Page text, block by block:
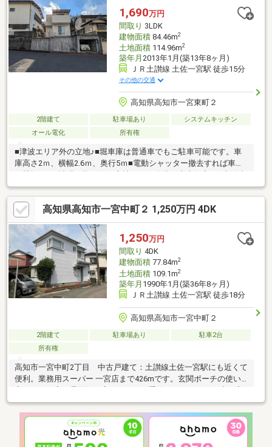
1,690万円
間取り 3LDK
建物面積84.46m2
土地面積114.96m2
築年月 2013年1月(築13年8ヶ月)
ＪＲ土讃線 土佐一宮駅 徒歩15分
その他の交通
高知県高知市一宮東町２
2階建て 駐車場あり
システムキッチン
オール電化
所有権
■津波エリア外の立地♪■堀車庫は普通車でもご駐車可能です。車
庫高さ2ｍ、横幅2.6ｍ、奥行5ｍ■電動シャッター撤去すれば車庫
付き！オール電化のエコなお家！■お家の内壁は塗り壁で快適な
住まい！■お庭付きで1階でも洗濯物が干せます♪■1坪タイプのお
風呂で足を伸ばして湯船に浸かれます♪■一宮東小学校まで徒歩約
8分圏内！最寄りのスーパーまで徒歩約7分の生活便利な立地♪■車
庫付きの駐車場なので愛車の傷みも少なくなります♪■エアコン、
備え付け備品以外残置物撤去してからお引き渡し。■ハウスクリ
ーニング後引渡し♪
高知県高知市一宮中町２ 1,250万円 4DK
1,250万円
間取り 4DK
建物面積77.84m2
土地面積109.1m2
築年月 1990年1月(築36年8ヶ月)
ＪＲ土讃線 土佐一宮駅 徒歩18分
高知県高知市一宮中町２
2階建て 駐車場あり
駐車2台
所有権
高知市一宮中町2丁目 中古戸建て：土讃線土佐一宮駅にも近くて
便利。業務用スーパー 一宮店まで426mです。玄関ポーチの使い
れしない荷物も納戸があるので簡単に整理整頓できます。自然な
イメージを感じることの出来るフローリングとなっています。和
室の持つ、落ち着いた暖かい雰囲気が注目を集めてます。使い勝
手も良く、解放感のあるお勧めの4DK物件です。